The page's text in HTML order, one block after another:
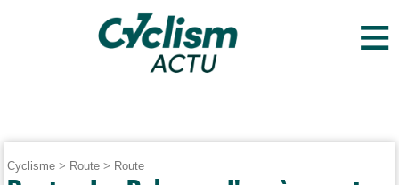
≡
Cyclisme > Route > Route